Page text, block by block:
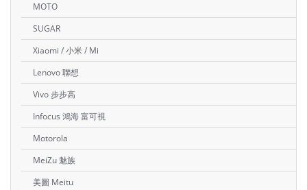
MOTO
SUGAR
Xiaomi / 小米 / Mi
Lenovo 聯想
Vivo 步步高
Infocus 鴻海 富可視
Motorola
MeiZu 魅族
美圖 Meitu